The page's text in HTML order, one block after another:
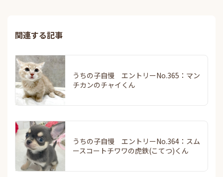
関連する記事
うちの子自慢 エントリーNo.365：マン
チカンのチャイくん
うちの子自慢 エントリーNo.364：スム
ースコートチワワの虎鉄(こてつ)くん